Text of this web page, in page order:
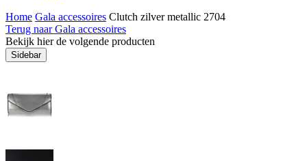
Home Gala accessoires Clutch zilver metallic 2704
Terug naar Gala accessoires
Bekijk hier de volgende producten
Sidebar